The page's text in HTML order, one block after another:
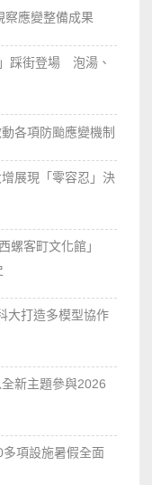
察應變整備成果
踩街登場 泡湯、
各項防颱應變機制
展現「零容忍」決
螺客町文化館」
大打造多模型協作
新主題參與2026
多項設施暑假全面